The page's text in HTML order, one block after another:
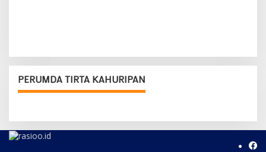
PERUMDA TIRTA KAHURIPAN